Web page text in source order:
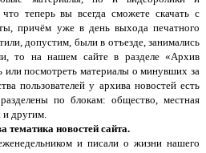
теперь вы всегда сможете скачать с
причём уже в день выхода печатного
допустим, были в отъезде, занимались
то на нашем сайте в разделе «Архив
или посмотреть материалы о минувших за
пользователей у архива новостей есть
по блокам: общество, местная
другим.
тематика новостей сайта.
и писали о жизни нашего